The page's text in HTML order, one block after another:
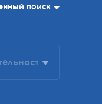
поиск